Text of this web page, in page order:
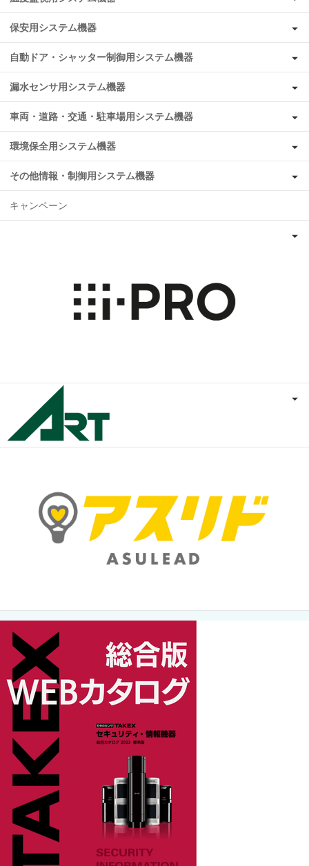
保安用システム機器
自動ドア・シャッター制御用システム機器
漏水センサ用システム機器
車両・道路・交通・駐車場用システム機器
環境保全用システム機器
その他情報・制御用システム機器
キャンペーン